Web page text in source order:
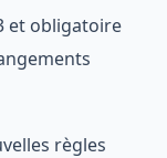
et obligatoire
règles